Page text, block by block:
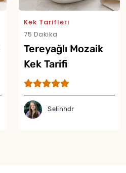
Kek Tarifleri
75 Dakika
Tereyağlı Mozaik
Kek Tarifi
Selinhdr